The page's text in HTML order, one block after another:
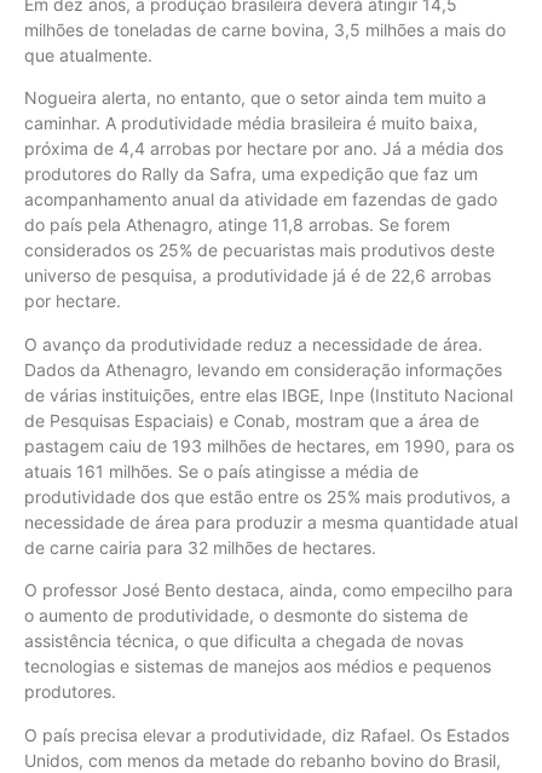
Em dez anos, a produção brasileira deverá atingir 14,5
milhões de toneladas de carne bovina, 3,5 milhões a mais do
que atualmente.
Nogueira alerta, no entanto, que o setor ainda tem muito a
caminhar. A produtividade média brasileira é muito baixa,
próxima de 4,4 arrobas por hectare por ano. Já a média dos
produtores do Rally da Safra, uma expedição que faz um
acompanhamento anual da atividade em fazendas de gado
do país pela Athenagro, atinge 11,8 arrobas. Se forem
considerados os 25% de pecuaristas mais produtivos deste
universo de pesquisa, a produtividade já é de 22,6 arrobas
por hectare.
O avanço da produtividade reduz a necessidade de área.
Dados da Athenagro, levando em consideração informações
de várias instituições, entre elas IBGE, Inpe (Instituto Nacional
de Pesquisas Espaciais) e Conab, mostram que a área de
pastagem caiu de 193 milhões de hectares, em 1990, para os
atuais 161 milhões. Se o país atingisse a média de
produtividade dos que estão entre os 25% mais produtivos, a
necessidade de área para produzir a mesma quantidade atual
de carne cairia para 32 milhões de hectares.
O professor José Bento destaca, ainda, como empecilho para
o aumento de produtividade, o desmonte do sistema de
assistência técnica, o que dificulta a chegada de novas
tecnologias e sistemas de manejos aos médios e pequenos
produtores.
O país precisa elevar a produtividade, diz Rafael. Os Estados
Unidos, com menos da metade do rebanho bovino do Brasil,